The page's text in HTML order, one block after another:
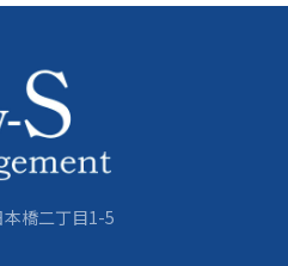
橋二丁目1-5